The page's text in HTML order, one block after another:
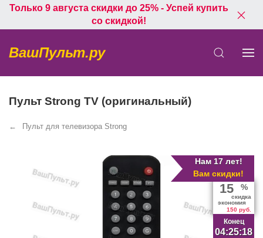
Только 9 августа скидки до 25% - Успей купить
со скидкой!
ВашПульт.ру
Пульт Strong TV (оригинальный)
Пульт для телевизора Strong
Нам 17 лет!
Вам скидки!
Конец
04:25:18
15 %
скидка
экономия
150 руб.